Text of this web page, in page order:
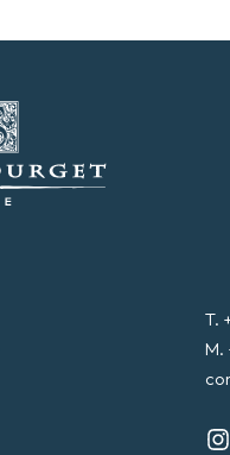
T.
M.